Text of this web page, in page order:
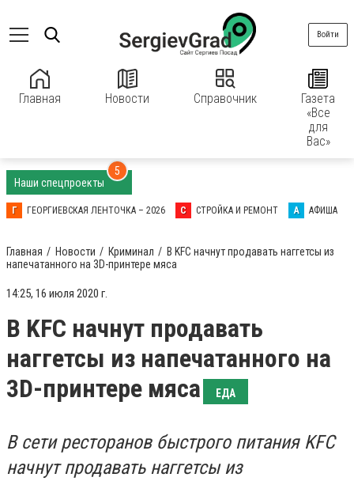
Главная Новости Справочник
Газета
«Все
для
Вас»
Войти
Наши спецпроекты
5
Г ГЕОРГИЕВСКАЯ ЛЕНТОЧКА – 2026 С СТРОЙКА И РЕМОНТ А АФИША
Главная Новости Криминал
В KFC начнут продавать наггетсы из
напечатанного на 3D-принтере мяса
14:25, 16 июля 2020 г.
В KFC начнут продавать
наггетсы из напечатанного на
3D-принтере мяса
ЕДА
В сети ресторанов быстрого питания KFC
начнут продавать наггетсы из